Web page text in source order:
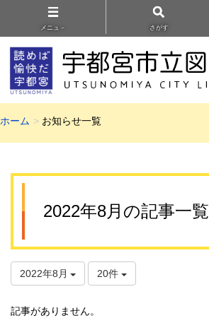
メニュ－ さがす
ホーム お知らせ一覧
2022年8月の記事一覧
2022年8月 20件
記事がありません。